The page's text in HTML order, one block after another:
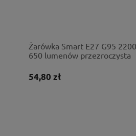
Żarówka Smart E27 G95
650 lumenów przezroczysta
54,80 zł